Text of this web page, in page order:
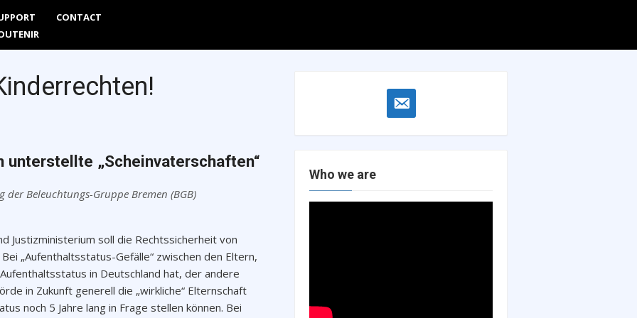
CONTACT
unterstellte „Scheinvaterschaften“
derBeleuchtungs-Gruppe Bremen (BGB)
Justizministerium soll die Rechtssicherheit von
„Aufenthaltsstatus-Gefälle“ zwischen den Eltern,
in Deutschland hat, der andere
in Zukunft generell die „wirkliche“ Elternschaft
noch 5 Jahre lang in Frage stellen können. Bei
email-
alt
Who we are